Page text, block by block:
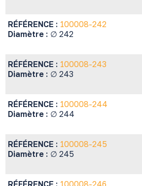
RÉFÉRENCE : 100008-242
Diamètre : ∅ 242
RÉFÉRENCE : 100008-243
Diamètre : ∅ 243
RÉFÉRENCE : 100008-244
Diamètre : ∅ 244
RÉFÉRENCE : 100008-245
Diamètre : ∅ 245